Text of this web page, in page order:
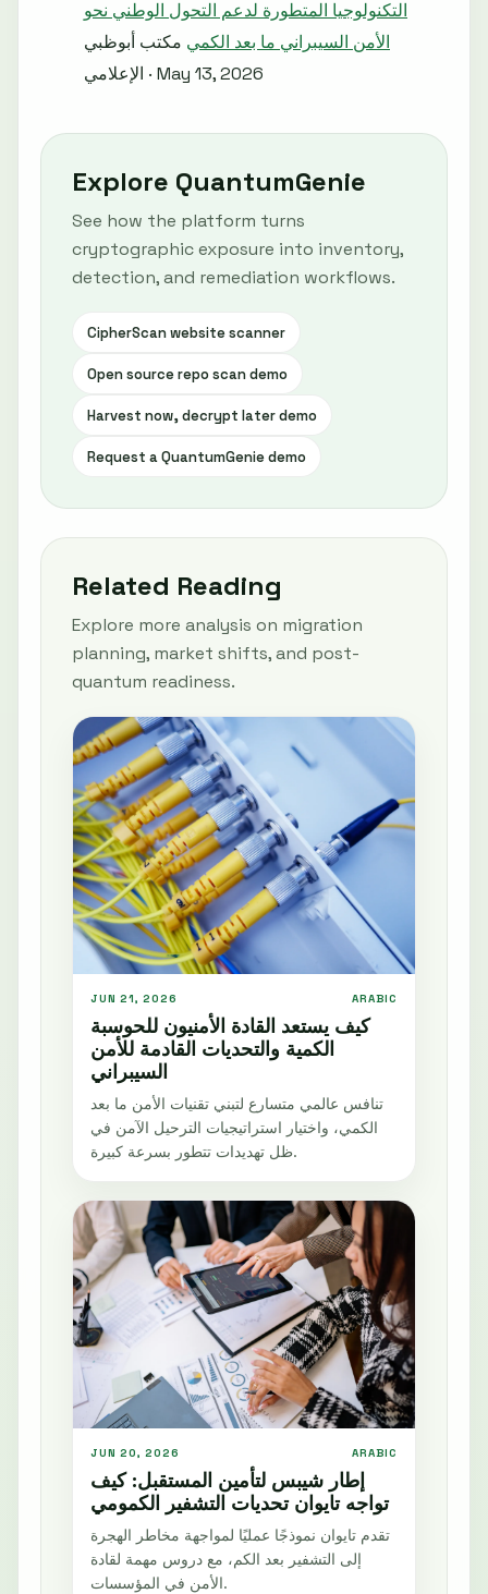
التكنولوجيا المتطورة لدعم التحول الوطني نحو
الأمن السيبراني ما بعد الكمي مكتب أبوظبي
الإعلامي · May 13, 2026
Explore QuantumGenie
See how the platform turns
cryptographic exposure into inventory,
detection, and remediation workflows.
CipherScan website scanner
Open source repo scan demo
Harvest now, decrypt later demo
Request a QuantumGenie demo
Related Reading
Explore more analysis on migration
planning, market shifts, and post-
quantum readiness.
JUN 21, 2026 ARABIC
كيف يستعد القادة الأمنيون للحوسبة
الكمية والتحديات القادمة للأمن
السيبراني
تنافس عالمي متسارع لتبني تقنيات الأمن ما بعد
الكمي، واختيار استراتيجيات الترحيل الآمن في
ظل تهديدات تتطور بسرعة كبيرة.
JUN 20, 2026 ARABIC
إطار شيبس لتأمين المستقبل: كيف
تواجه تايوان تحديات التشفير الكمومي
تقدم تايوان نموذجًا عمليًا لمواجهة مخاطر الهجرة
إلى التشفير بعد الكم، مع دروس مهمة لقادة
الأمن في المؤسسات.